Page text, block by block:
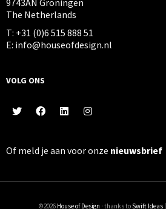
The Netherlands
T: +31 (0)6 515 888 51
E: info@houseofdesign.nl
VOLG ONS
Of meld je aan voor onze nieuwsbrief
©2026 House of Design · thanks to Swift Ideas|